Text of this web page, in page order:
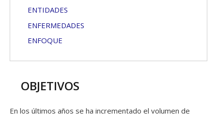
ENTIDADES
ENFERMEDADES
ENFOQUE
OBJETIVOS
En los últimos años se ha incrementado el volumen de